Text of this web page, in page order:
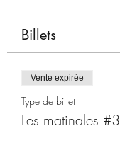
Billets
Vente expirée
Type de billet
Les matinales #3